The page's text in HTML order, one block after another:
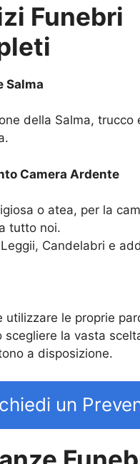
Funebri
Salma
della Salma, trucco
Camera Ardente
o atea, per la
tutto noi.
Candelabri e
utilizzare le proprie
scegliere la vasta
a disposizione.
un